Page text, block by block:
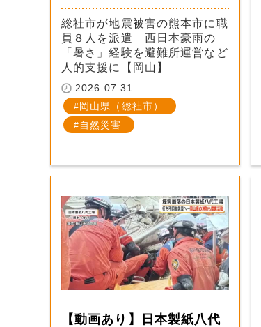
総社市が地震被害の熊本市に職
員８人を派遣 西日本豪雨の
「暑さ」経験を避難所運営など
人的支援に【岡山】
2026.07.31
岡山県（総社市）
自然災害
【動画あり】日本製紙八代